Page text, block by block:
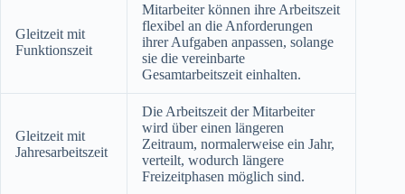
Gleitzeit mit
Funktionszeit
Mitarbeiter können ihre Arbeitszeit
flexibel an die Anforderungen
ihrer Aufgaben anpassen, solange
sie die vereinbarte
Gesamtarbeitszeit einhalten.
Gleitzeit mit
Jahresarbeitszeit
Die Arbeitszeit der Mitarbeiter
wird über einen längeren
Zeitraum, normalerweise ein Jahr,
verteilt, wodurch längere
Freizeitphasen möglich sind.